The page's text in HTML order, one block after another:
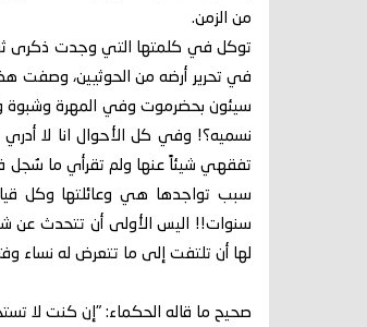
من الزمن.
في تحرير أرضه من الحوثيين، وصفت
سيئون بحضرموت وفي المهرة وشبوة
تفقهي شيئاً عنها ولم تقرأي ما سُجل
سبب تواجدها هي وعائلتها وكل
سنوات!! اليس الأولى أن تتحدث عن
لها أن تلتفت إلى ما تتعرض له نساء
صحيح ما قاله الحكماء: "إن كنت لا